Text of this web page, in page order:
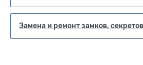
Замена и ремонт замков,